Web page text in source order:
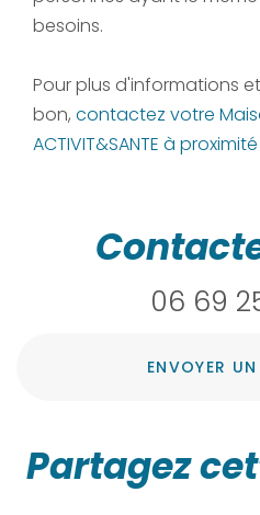
besoins.
Pour plus d'informations
bon, contactez votre
ACTIVIT&SANTE à
06 69
ENVOYER
Partagez